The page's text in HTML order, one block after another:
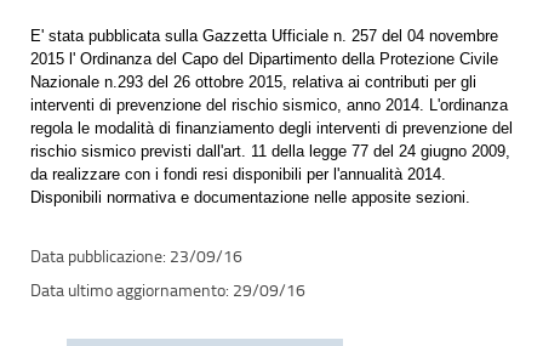
E' stata pubblicata sulla Gazzetta Ufficiale n. 257 del 04 novembre
2015 l' Ordinanza del Capo del Dipartimento della Protezione Civile
Nazionale n.293 del 26 ottobre 2015, relativa ai contributi per gli
interventi di prevenzione del rischio sismico, anno 2014. L'ordinanza
regola le modalità di finanziamento degli interventi di prevenzione del
rischio sismico previsti dall'art. 11 della legge 77 del 24 giugno 2009,
da realizzare con i fondi resi disponibili per l'annualità 2014.
Disponibili normativa e documentazione nelle apposite sezioni.
23/09/16
29/09/16